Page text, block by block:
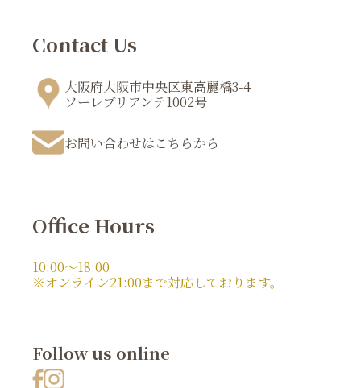
Contact Us
大阪府大阪市中央区東高麗橋3-4
ソーレブリアンテ1002号
お問い合わせはこちらから
Office Hours
10:00～18:00
※オンライン21:00まで対応しております。
Follow us online